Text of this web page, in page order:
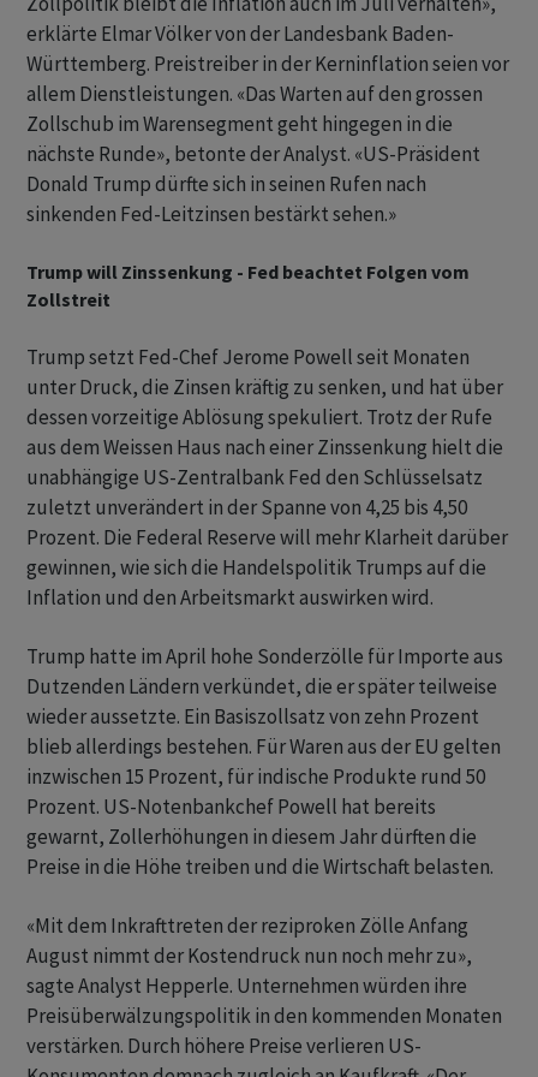
erklärte Elmar Völker von der Landesbank Baden-
Württemberg. Preistreiber in der Kerninflation seien vor
allem Dienstleistungen. «Das Warten auf den grossen
Zollschub im Warensegment geht hingegen in die
nächste Runde», betonte der Analyst. «US-Präsident
Donald Trump dürfte sich in seinen Rufen nach
sinkenden Fed-Leitzinsen bestärkt sehen.»
Trump will Zinssenkung - Fed beachtet Folgen vom
Zollstreit
Trump setzt Fed-Chef Jerome Powell seit Monaten
unter Druck, die Zinsen kräftig zu senken, und hat über
dessen vorzeitige Ablösung spekuliert. Trotz der Rufe
aus dem Weissen Haus nach einer Zinssenkung hielt die
unabhängige US-Zentralbank Fed den Schlüsselsatz
zuletzt unverändert in der Spanne von 4,25 bis 4,50
Prozent. Die Federal Reserve will mehr Klarheit darüber
gewinnen, wie sich die Handelspolitik Trumps auf die
Inflation und den Arbeitsmarkt auswirken wird.
Trump hatte im April hohe Sonderzölle für Importe aus
Dutzenden Ländern verkündet, die er später teilweise
wieder aussetzte. Ein Basiszollsatz von zehn Prozent
blieb allerdings bestehen. Für Waren aus der EU gelten
inzwischen 15 Prozent, für indische Produkte rund 50
Prozent. US-Notenbankchef Powell hat bereits
gewarnt, Zollerhöhungen in diesem Jahr dürften die
Preise in die Höhe treiben und die Wirtschaft belasten.
«Mit dem Inkrafttreten der reziproken Zölle Anfang
August nimmt der Kostendruck nun noch mehr zu»,
sagte Analyst Hepperle. Unternehmen würden ihre
Preisüberwälzungspolitik in den kommenden Monaten
verstärken. Durch höhere Preise verlieren US-